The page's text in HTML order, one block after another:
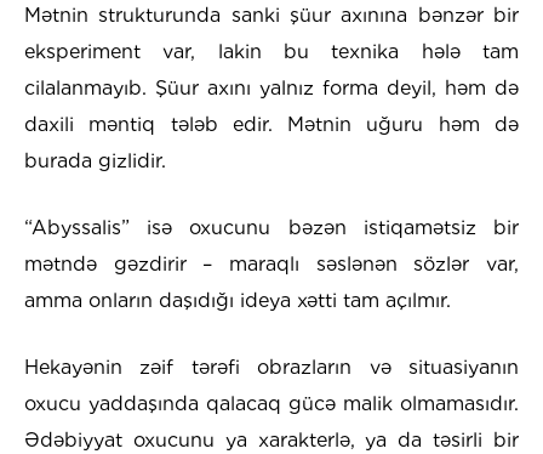
Mətnin strukturunda sanki şüur axınına bənzər bir
eksperiment var, lakin bu texnika hələ tam
cilalanmayıb. Şüur axını yalnız forma deyil, həm də
daxili məntiq tələb edir. Mətnin uğuru həm də
burada gizlidir.
“Abyssalis” isə oxucunu bəzən istiqamətsiz bir
mətndə gəzdirir – maraqlı səslənən sözlər var,
amma onların daşıdığı ideya xətti tam açılmır.
Hekayənin zəif tərəfi obrazların və situasiyanın
oxucu yaddaşında qalacaq gücə malik olmamasıdır.
Ədəbiyyat oxucunu ya xarakterlə, ya da təsirli bir